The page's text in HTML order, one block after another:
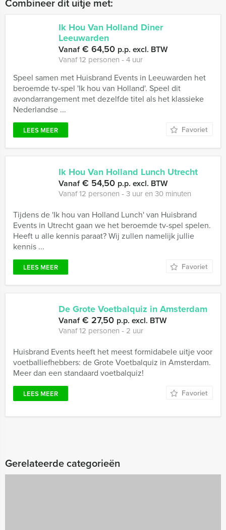
Ik Hou Van Holland Diner
Leeuwarden
Vanaf€ 64,50 p.p. excl. BTW
Vanaf 12 personen ‐ 4 uur
Speel samen met Huisbrand Events in Leeuwarden het
beroemde tv-spel 'Ik hou van Holland'. Speel dit
avondarrangement met dezelfde titel als het klassieke
Nederlandse ...
LEES MEER Favoriet
Ik Hou Van Holland Lunch Utrecht
Vanaf€ 54,50 p.p. excl. BTW
Vanaf 12 personen ‐ 3 uur en 30 minuten
Tijdens de 'Ik hou van Holland Lunch' van Huisbrand
Events in Utrecht gaan we het beroemde tv-spel spelen.
Heeft u alle kennis paraat? Wij zullen namelijk jullie
kennis ...
LEES MEER Favoriet
De Grote Voetbalquiz in Amsterdam
Vanaf€ 27,50 p.p. excl. BTW
Vanaf 12 personen ‐ 2 uur
Huisbrand Events heeft het meest formidabele uitje voor
voetballiefhebbers: de Grote Voetbalquiz in Amsterdam.
Meer dan een standaard voetbalquiz!
LEES MEER Favoriet
Gerelateerde categorieën